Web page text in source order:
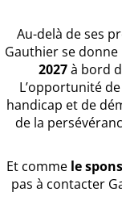
Au-delà de ses
Gauthier se donne
2027à bord
L’opportunité
handicap et de
de la
Et comme le
pas à contacter